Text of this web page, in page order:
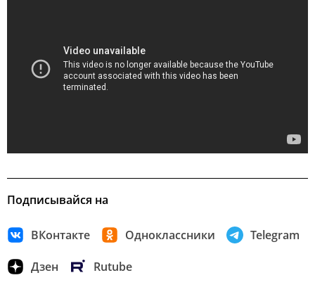
Подписывайся на
ВКонтакте Одноклассники Telegram
Дзен Rutube